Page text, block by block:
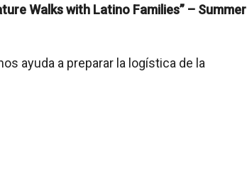
Walks with Latino Families” – Summer
ayuda a preparar la logística de la